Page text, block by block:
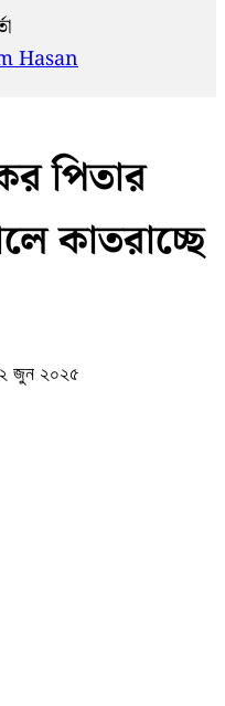
Hasan
পিতার
কাতরাচ্ছে
জুন ২০২৫